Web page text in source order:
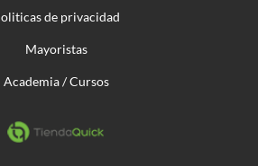
de privacidad
Mayoristas
Academia / Cursos